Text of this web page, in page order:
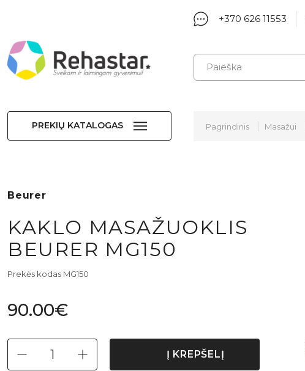
+370 626 11553
PREKIŲ KATALOGAS Pagrindinis Masažui
Beurer
KAKLO MASAŽUOKLIS
BEURER MG150
Prekės kodas MG150
90.00€
Į KREPŠELĮ